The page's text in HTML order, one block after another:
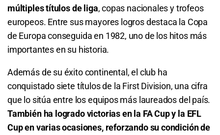
Total de Goles - Más de 2.5
1.91 S/ 19,10
Total de Goles - Menos de 2.5
Total de Goles - Más de 3.5
1.32 S/ 13,20 S/ 3,20
Aston Villa o Empate
1.67 S/ 16,70
Total de Goles - Más de 0.5
1.04 S/ 10,40 S/ 0,40
múltiples títulos de liga, copas nacionales y trofeos
europeos. Entre sus mayores logros destaca la Copa
de Europa conseguida en 1982, uno de los hitos más
importantes en su historia.
Además de su éxito continental, el club ha
conquistado siete títulos de la First Division, una cifra
que lo sitúa entre los equipos más laureados del país.
También ha logrado victorias en la FA Cup y la EFL
Cup en varias ocasiones, reforzando su condición de